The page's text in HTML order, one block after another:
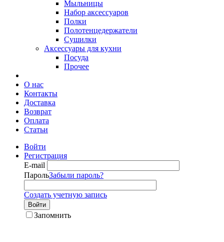
Мыльницы
Набор аксессуаров
Полки
Полотенцедержатели
Сушилки
Аксессуары для кухни
Посуда
Прочее
О нас
Контакты
Доставка
Возврат
Оплата
Статьи
Войти
Регистрация
E-mail
ПарольЗабыли пароль?
Создать учетную запись
Войти
Запомнить